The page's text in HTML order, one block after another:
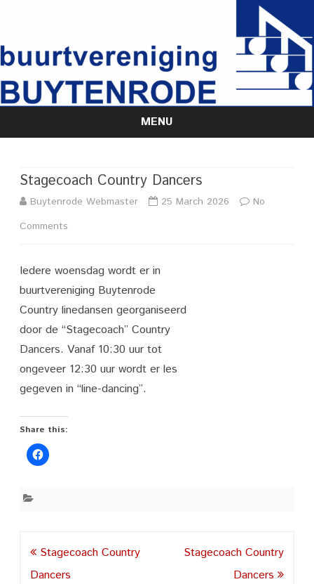
MENU
Skip
Stagecoach Country Dancers
Buytenrode Webmaster 25 March 2026
No
Comments
Country
Dancers
Iedere woensdag wordt er in
buurtvereniging Buytenrode
Country linedansen georganiseerd
door de “Stagecoach” Country
Dancers. Vanaf 10:30 uur tot
ongeveer 12:30 uur wordt er les
gegeven in “line-dancing”.
Share this:
Post
navigation
Stagecoach Country
Dancers
Stagecoach Country
Dancers